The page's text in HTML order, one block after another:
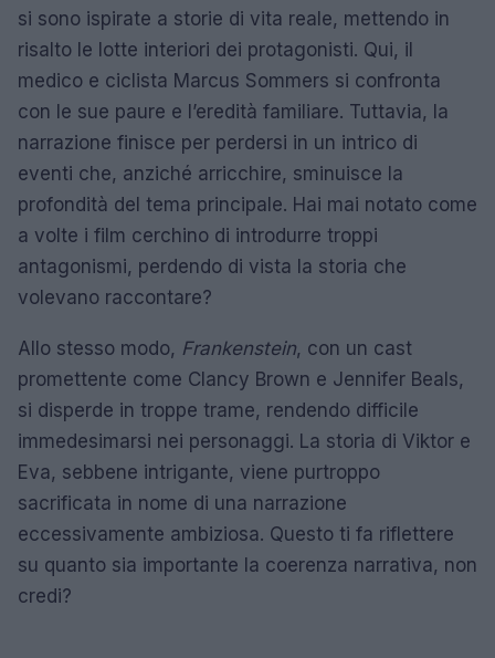
si sono ispirate a storie di vita reale, mettendo in
risalto le lotte interiori dei protagonisti. Qui, il
medico e ciclista Marcus Sommers si confronta
con le sue paure e l’eredità familiare. Tuttavia, la
narrazione finisce per perdersi in un intrico di
eventi che, anziché arricchire, sminuisce la
profondità del tema principale. Hai mai notato come
a volte i film cerchino di introdurre troppi
antagonismi, perdendo di vista la storia che
volevano raccontare?
Allo stesso modo, Frankenstein, con un cast
promettente come Clancy Brown e Jennifer Beals,
si disperde in troppe trame, rendendo difficile
immedesimarsi nei personaggi. La storia di Viktor e
Eva, sebbene intrigante, viene purtroppo
sacrificata in nome di una narrazione
eccessivamente ambiziosa. Questo ti fa riflettere
su quanto sia importante la coerenza narrativa, non
credi?